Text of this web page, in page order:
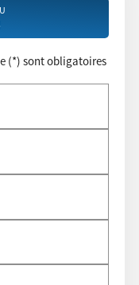
(*) sont obligatoires